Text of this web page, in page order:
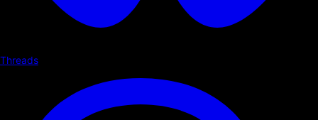
Threads